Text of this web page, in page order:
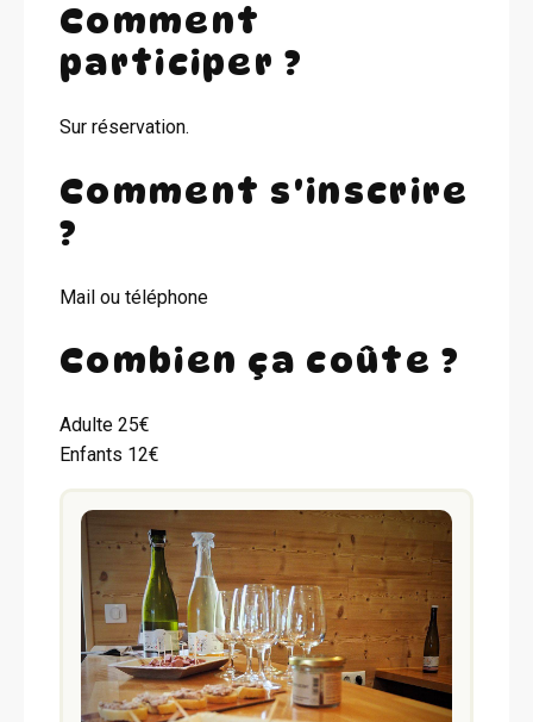
Comment
participer ?
Sur réservation.
Comment s'inscrire
?
Mail ou téléphone
Combien ça coûte ?
Adulte 25€
Enfants 12€